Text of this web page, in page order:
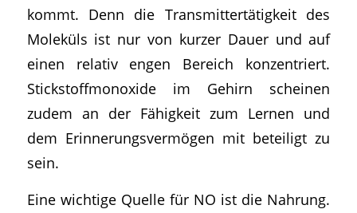
kommt. Denn die Transmittertätigkeit des
Moleküls ist nur von kurzer Dauer und auf
einen relativ engen Bereich konzentriert.
Stickstoffmonoxide im Gehirn scheinen
zudem an der Fähigkeit zum Lernen und
dem Erinnerungsvermögen mit beteiligt zu
sein.
Eine wichtige Quelle für NO ist die Nahrung.